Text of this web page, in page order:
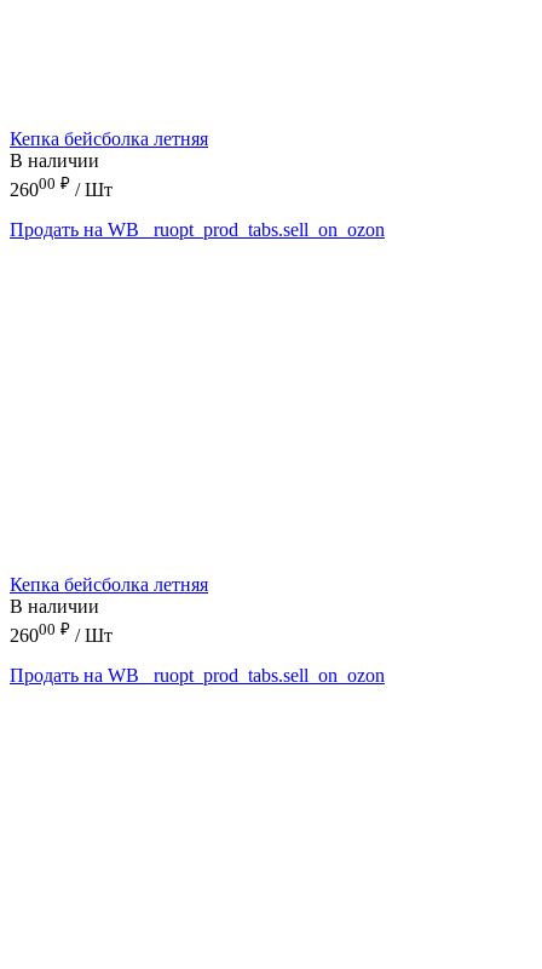
Кепка бейсболка летняя
В наличии
26000 ₽ / Шт
Продать на WB
_ruopt_prod_tabs.sell_on_ozon
Кепка бейсболка летняя
В наличии
26000 ₽ / Шт
Продать на WB
_ruopt_prod_tabs.sell_on_ozon